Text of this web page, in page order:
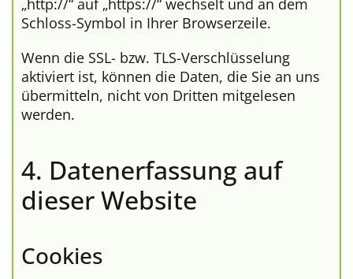
Schloss-Symbol in Ihrer Browserzeile.
Wenn die SSL- bzw. TLS-Verschlüsselung
aktiviert ist, können die Daten, die Sie an uns
übermitteln, nicht von Dritten mitgelesen
werden.
4. Datenerfassung auf
dieser Website
Cookies